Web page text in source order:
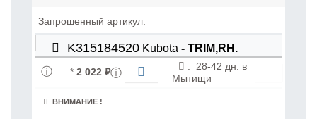
Запрошенный артикул:
K315184520 Kubota - TRIM,RH.
* 2 022 ₽ :
28-42 дн. в
Мытищи
ВНИМАНИЕ !